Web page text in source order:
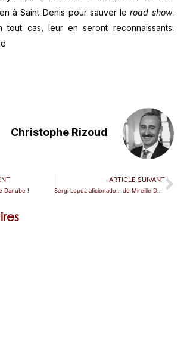
à Saint-Denis pour sauver leroad show.
tout cas, leur en seront reconnaissants.
Christophe Rizoud
Danube !
ARTICLE SUIVANT
Sergi Lopez aficionado… de Mireille Delunsch !